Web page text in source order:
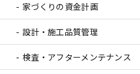
家づくりの資金計画
設計・施工品質管理
検査・アフターメンテナンス